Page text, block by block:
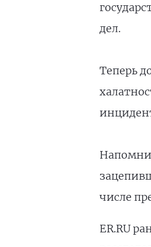
дел.
Теперь
числе
ER.RU